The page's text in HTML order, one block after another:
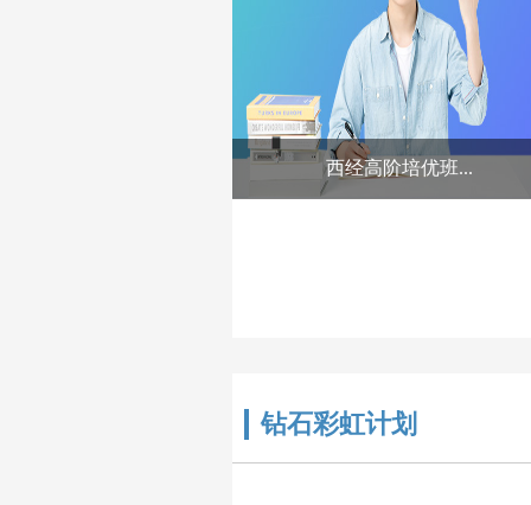
西经高阶培优班...
钻石彩虹计划